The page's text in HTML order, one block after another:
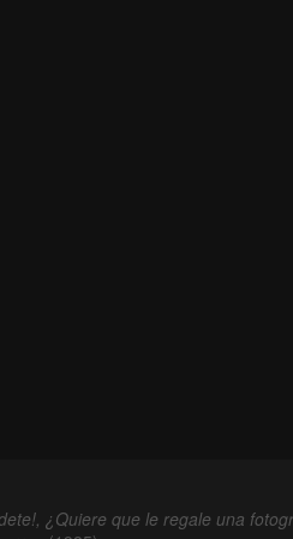
¿Quiere que le regale una